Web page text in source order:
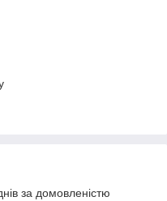
за домовленістю